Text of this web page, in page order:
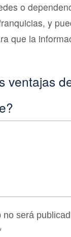
o
y
que la
ventajas
no será